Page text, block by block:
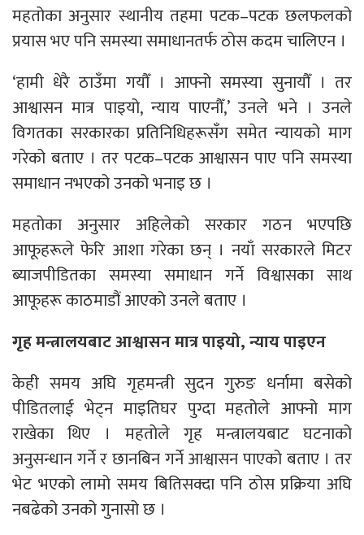
महतोका अनुसार स्थानीय तहमा पटक–पटक छलफलको
प्रयास भए पनि समस्या समाधानतर्फ ठोस कदम चालिएन ।
‘हामी धेरै ठाउँमा गयौँ । आफ्नो समस्या सुनायौँ । तर
आश्वासन मात्र पाइयो, न्याय पाएनौँ,’ उनले भने । उनले
विगतका सरकारका प्रतिनिधिहरूसँग समेत न्यायको माग
गरेको बताए । तर पटक–पटक आश्वासन पाए पनि समस्या
समाधान नभएको उनको भनाइ छ ।
महतोका अनुसार अहिलेको सरकार गठन भएपछि
आफूहरूले फेरि आशा गरेका छन् । नयाँ सरकारले मिटर
ब्याजपीडितका समस्या समाधान गर्ने विश्वासका साथ
आफूहरू काठमाडौं आएको उनले बताए ।
गृह मन्त्रालयबाट आश्वासन मात्र पाइयो, न्याय पाइएन
केही समय अघि गृहमन्त्री सुदन गुरुङ धर्नामा बसेको
पीडितलाई भेट्न माइतिघर पुग्दा महतोले आफ्नो माग
राखेका थिए । महतोले गृह मन्त्रालयबाट घटनाको
अनुसन्धान गर्ने र छानबिन गर्ने आश्वासन पाएको बताए । तर
भेट भएको लामो समय बितिसक्दा पनि ठोस प्रक्रिया अघि
नबढेको उनको गुनासो छ ।